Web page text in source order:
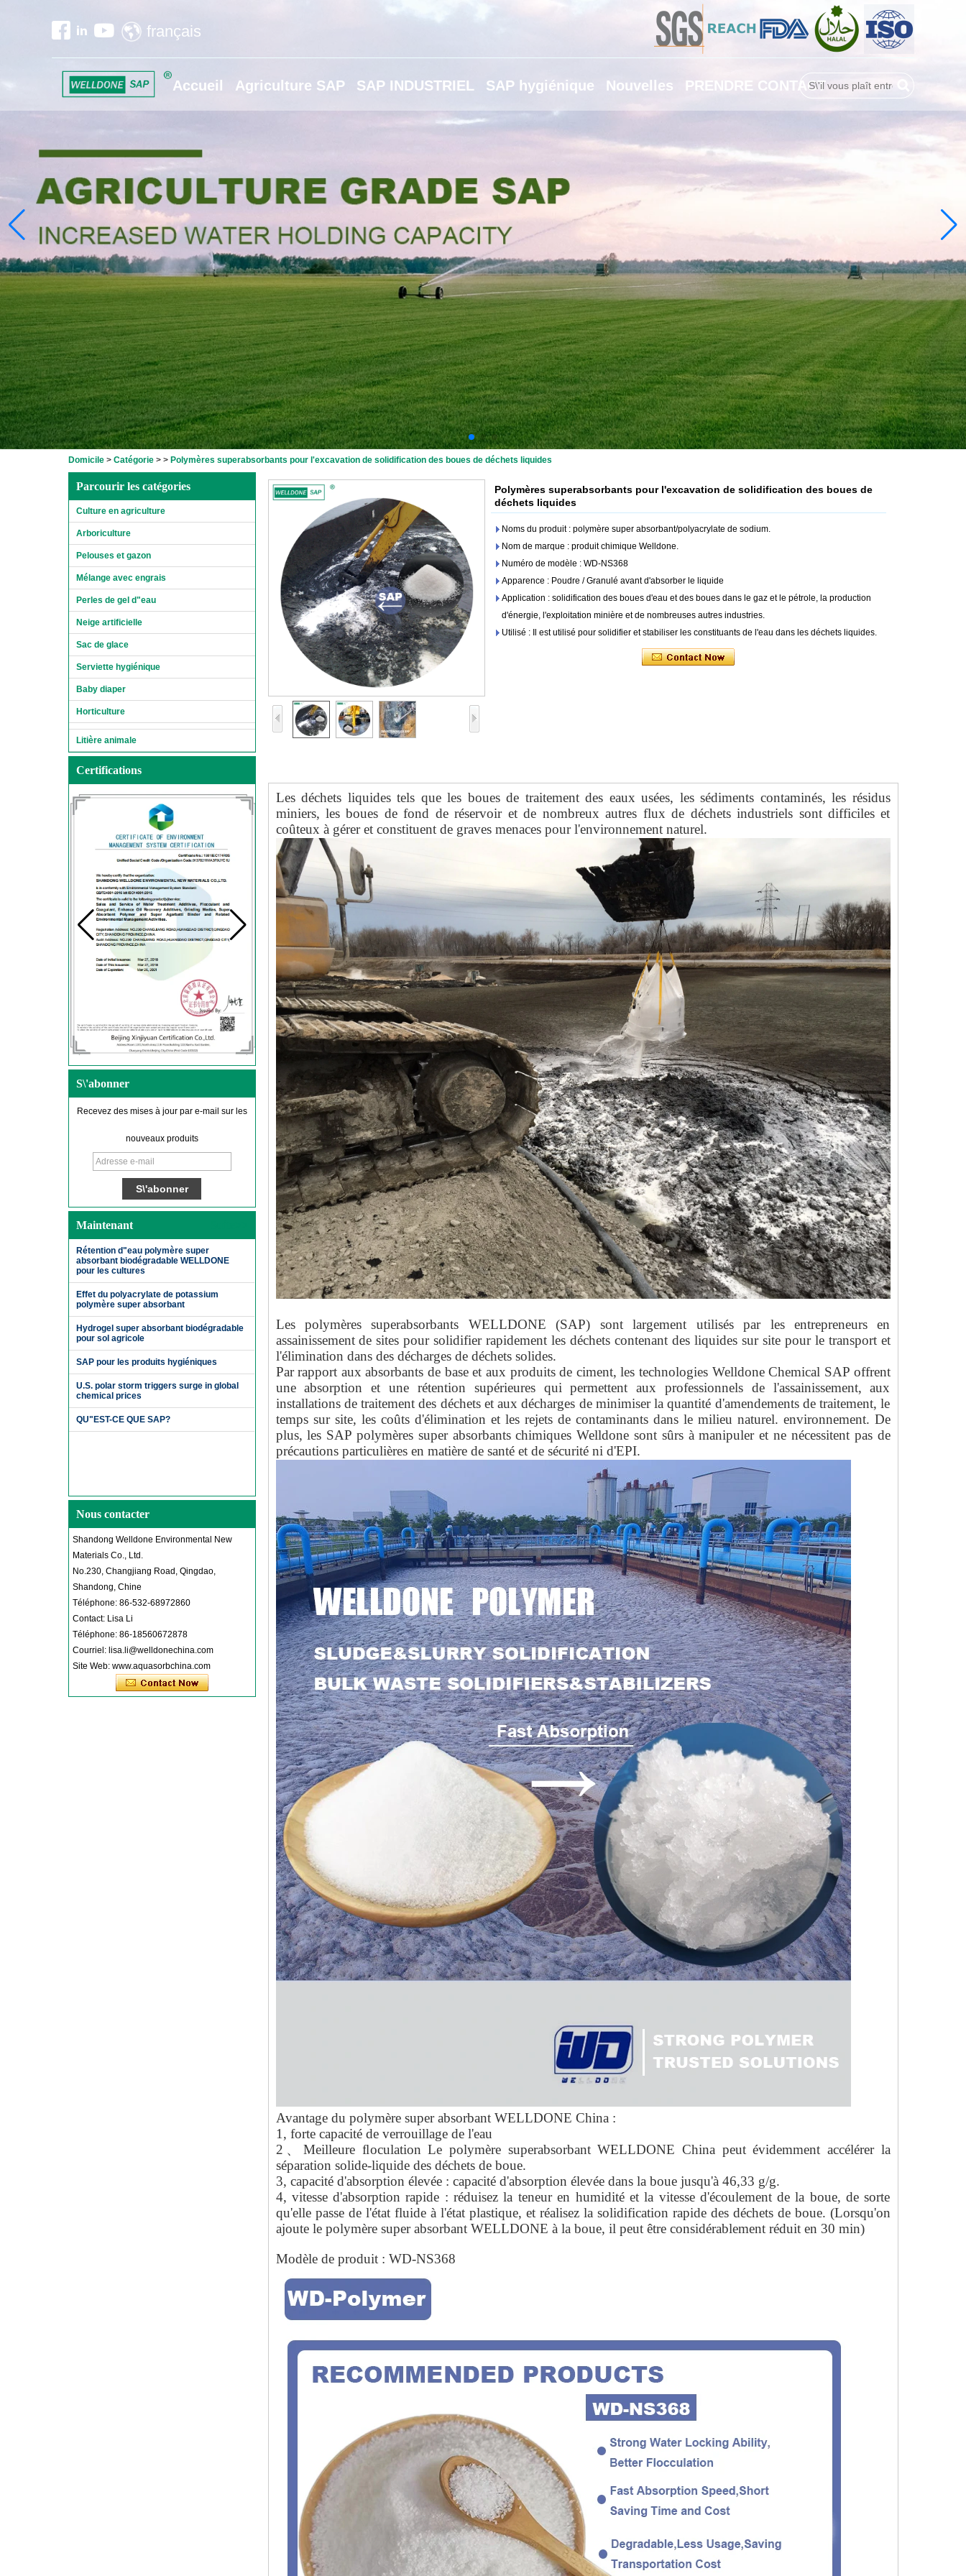
français
Accueil Agriculture SAP SAP INDUSTRIEL SAP hygiénique Nouvelles PRENDRE CONTACTRechercher
Domicile> Catégorie> > Polymères superabsorbants pour l'excavation de solidification des boues de déchets liquides
Parcourir les catégories
Culture en agriculture
Arboriculture
Pelouses et gazon
Mélange avec engrais
Perles de gel d"eau
Neige artificielle
Sac de glace
Serviette hygiénique
Baby diaper
Horticulture
Litière animale
Certifications
S\'abonner
Recevez des mises à jour par e-mail sur les
nouveaux produits
Maintenant
Rétention d"eau polymère super
absorbant biodégradable WELLDONE
pour les cultures
Effet du polyacrylate de potassium
polymère super absorbant
Hydrogel super absorbant biodégradable
pour sol agricole
SAP pour les produits hygiéniques
U.S. polar storm triggers surge in global
chemical prices
QU"EST-CE QUE SAP?
Nous contacter
Shandong Welldone Environmental New
Materials Co., Ltd.
No.230, Changjiang Road, Qingdao,
Shandong, Chine
Téléphone: 86-532-68972860
Contact: Lisa Li
Téléphone: 86-18560672878
Courriel: lisa.li@welldonechina.com
Site Web: www.aquasorbchina.com
Polymères superabsorbants pour l'excavation de solidification des boues de
déchets liquides
Noms du produit : polymère super absorbant/polyacrylate de sodium.
Nom de marque : produit chimique Welldone.
Numéro de modèle : WD-NS368
Apparence : Poudre / Granulé avant d'absorber le liquide
Application : solidification des boues d'eau et des boues dans le gaz et le pétrole, la production
d'énergie, l'exploitation minière et de nombreuses autres industries.
Utilisé : Il est utilisé pour solidifier et stabiliser les constituants de l'eau dans les déchets liquides.
Les déchets liquides tels que les boues de traitement des eaux usées, les sédiments contaminés, les résidus
miniers, les boues de fond de réservoir et de nombreux autres flux de déchets industriels sont difficiles et
coûteux à gérer et constituent de graves menaces pour l'environnement naturel.
Les polymères superabsorbants WELLDONE (SAP) sont largement utilisés par les entrepreneurs en
assainissement de sites pour solidifier rapidement les déchets contenant des liquides sur site pour le transport et
l'élimination dans des décharges de déchets solides.
Par rapport aux absorbants de base et aux produits de ciment, les technologies Welldone Chemical SAP offrent
une absorption et une rétention supérieures qui permettent aux professionnels de l'assainissement, aux
installations de traitement des déchets et aux décharges de minimiser la quantité d'amendements de traitement, le
temps sur site, les coûts d'élimination et les rejets de contaminants dans le milieu naturel. environnement. De
plus, les SAP polymères super absorbants chimiques Welldone sont sûrs à manipuler et ne nécessitent pas de
précautions particulières en matière de santé et de sécurité ni d'EPI.
Avantage du polymère super absorbant WELLDONE China :
1, forte capacité de verrouillage de l'eau
2、Meilleure floculation Le polymère superabsorbant WELLDONE China peut évidemment accélérer la
séparation solide-liquide des déchets de boue.
3, capacité d'absorption élevée : capacité d'absorption élevée dans la boue jusqu'à 46,33 g/g.
4, vitesse d'absorption rapide : réduisez la teneur en humidité et la vitesse d'écoulement de la boue, de sorte
qu'elle passe de l'état fluide à l'état plastique, et réalisez la solidification rapide des déchets de boue. (Lorsqu'on
ajoute le polymère super absorbant WELLDONE à la boue, il peut être considérablement réduit en 30 min)
Modèle de produit : WD-NS368